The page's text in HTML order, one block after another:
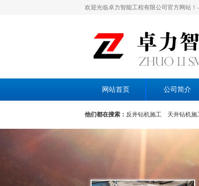
欢迎光临卓力智能工程有限公司官方网站
网站首页 公司简介
他们都在搜索： 反井钻机施工 天井钻机施